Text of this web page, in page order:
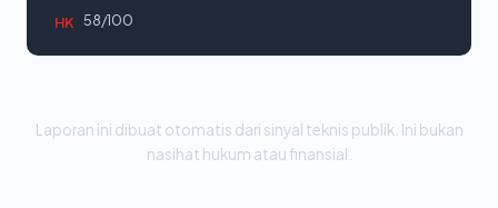
HK 58/100
Laporan ini dibuat otomatis dari sinyal teknis publik. Ini bukan
nasihat hukum atau finansial.